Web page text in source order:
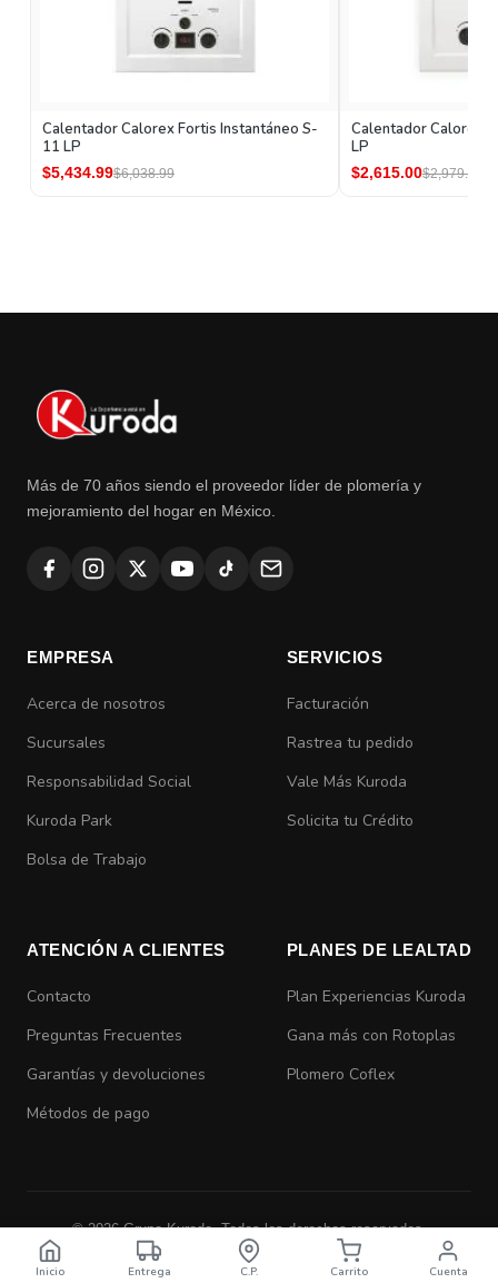
Calentador Calorex Fortis Instantáneo S-
11 LP
$5,434.99$6,038.99
Calentador Calorex
LP
$2,615.00$2,979.01
Más de 70 años siendo el proveedor líder de plomería y
mejoramiento del hogar en México.
EMPRESA
Acerca de nosotros
Sucursales
Responsabilidad Social
Kuroda Park
Bolsa de Trabajo
SERVICIOS
Facturación
Rastrea tu pedido
Vale Más Kuroda
Solicita tu Crédito
ATENCIÓN A CLIENTES
Contacto
Preguntas Frecuentes
Garantías y devoluciones
Métodos de pago
PLANES DE LEALTAD
Plan Experiencias Kuroda
Gana más con Rotoplas
Plomero Coflex
© 2026 Grupo Kuroda. Todos los derechos reservados.
Aviso de Privacidad
Términos y Condiciones
Inicio Entrega C.P. Carrito Cuenta